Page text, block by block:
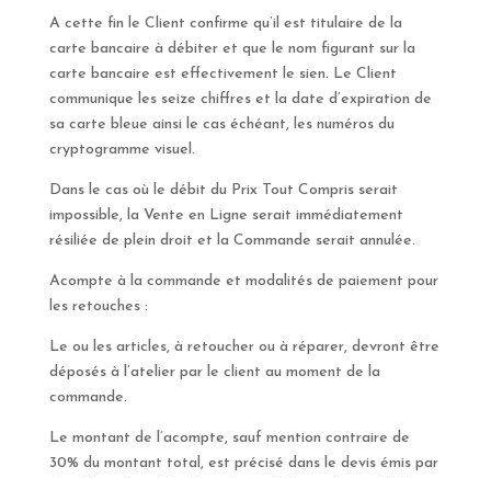
A cette fin le Client confirme qu’il est titulaire de la
carte bancaire à débiter et que le nom figurant sur la
carte bancaire est effectivement le sien. Le Client
communique les seize chiffres et la date d’expiration de
sa carte bleue ainsi le cas échéant, les numéros du
cryptogramme visuel.
Dans le cas où le débit du Prix Tout Compris serait
impossible, la Vente en Ligne serait immédiatement
résiliée de plein droit et la Commande serait annulée.
Acompte à la commande et modalités de paiement pour
les retouches :
Le ou les articles, à retoucher ou à réparer, devront être
déposés à l’atelier par le client au moment de la
commande.
Le montant de l’acompte, sauf mention contraire de
30% du montant total, est précisé dans le devis émis par